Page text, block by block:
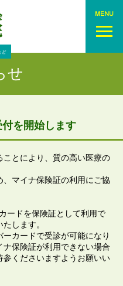
せ
を開始します
とにより、質の高い医療の
マイナ保険証の利用にご協
ードを保険証として利用で
します。
カードで受診が可能になり
ナ保険証が利用できない場合
参くださいますようお願いい